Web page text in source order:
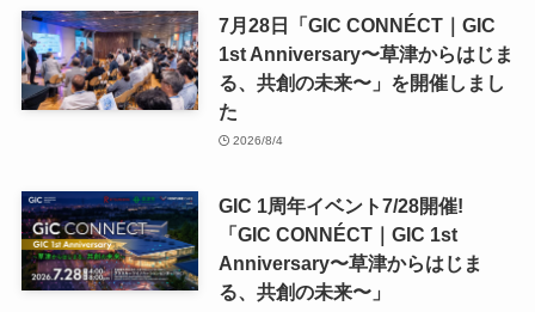
7月28日「GIC CONNÉCT｜GIC
1st Anniversary〜草津からはじま
る、共創の未来〜」を開催しまし
た
2026/8/4
GIC 1周年イベント7/28開催!
「GIC CONNÉCT｜GIC 1st
Anniversary〜草津からはじま
る、共創の未来〜」